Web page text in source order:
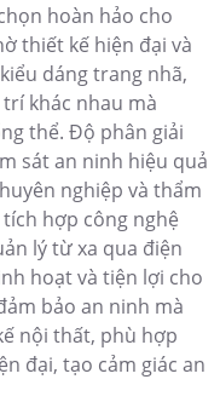
hoàn hảo cho
thiết kế hiện đại và
dáng trang nhã,
khác nhau mà
thể. Độ phân giải
sát an ninh hiệu quả
nghiệp và thẩm
hợp công nghệ
lý từ xa qua điện
hoạt và tiện lợi cho
bảo an ninh mà
nội thất, phù hợp
đại, tạo cảm giác an